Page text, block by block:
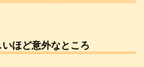
ほど意外なところ